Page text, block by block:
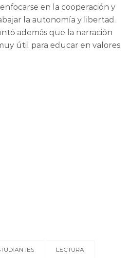
enfocarse en la cooperación y
la autonomía y libertad.
además que la narración
útil para educar en valores.
LECTURA